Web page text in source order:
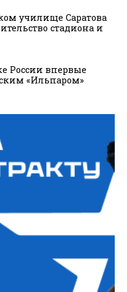
училище Саратова
стадиона и
России впервые
«Ильпаром»